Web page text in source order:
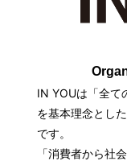
IN YOUは「全て
を基本理念とし
です。
「消費者から社